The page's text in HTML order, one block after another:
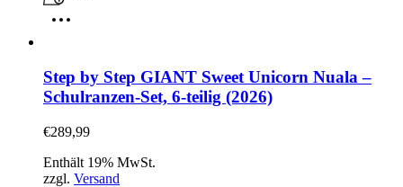
Step by Step GIANT Sweet Unicorn Nuala –
Schulranzen-Set, 6-teilig (2026)
€289,99
Enthält 19% MwSt.
zzgl. Versand